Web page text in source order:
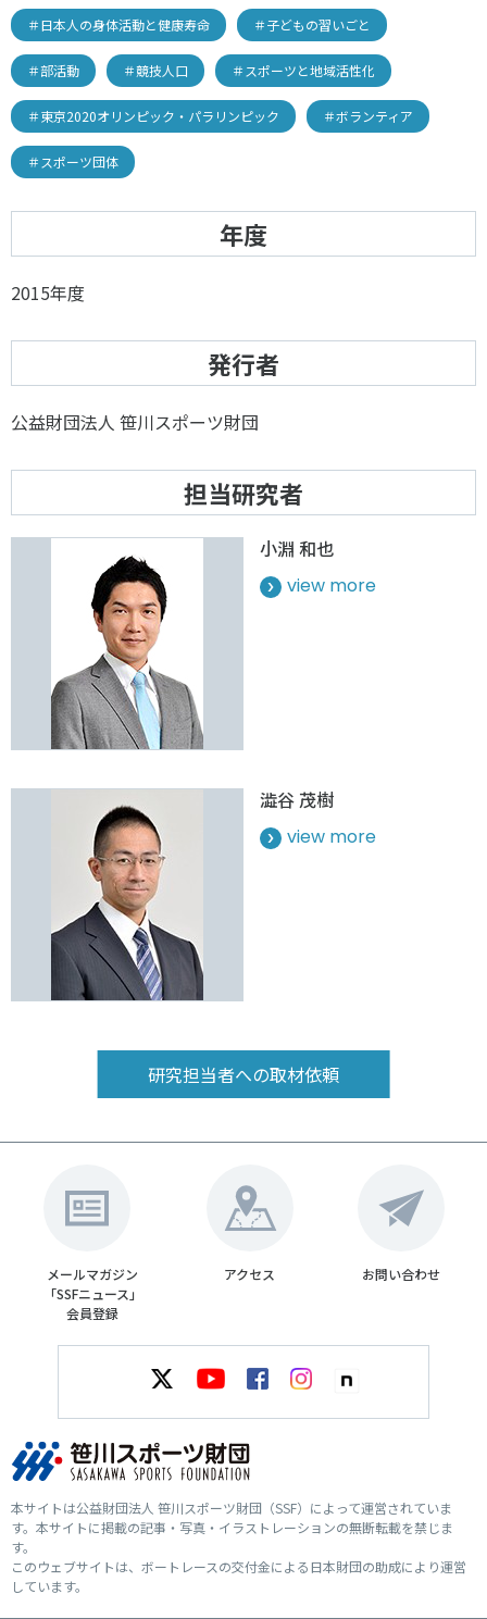
＃日本人の身体活動と健康寿命 ＃子どもの習いごと
＃部活動 ＃競技人口 ＃スポーツと地域活性化
＃東京2020オリンピック・パラリンピック ＃ボランティア
＃スポーツ団体
年度
2015年度
発行者
公益財団法人 笹川スポーツ財団
担当研究者
小淵 和也
view more
澁谷 茂樹
view more
研究担当者への取材依頼
メールマガジン
「SSFニュース」
会員登録
アクセス お問い合わせ
本サイトは公益財団法人 笹川スポーツ財団（SSF）によって運営されていま
す。本サイトに掲載の記事・写真・イラストレーションの無断転載を禁じま
す。
このウェブサイトは、ボートレースの交付金による日本財団の助成により運営
しています。